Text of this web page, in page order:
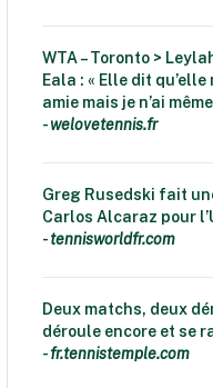
WTA – Toronto >
Eala : « Elle dit
amie mais je n’ai
-welovetennis.fr
Greg Rusedski fait
Carlos Alcaraz pour
-tennisworldfr.com
Deux matchs, deux
déroule encore et se
-fr.tennistemple.com